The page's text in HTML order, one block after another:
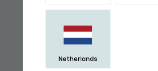
Netherlands